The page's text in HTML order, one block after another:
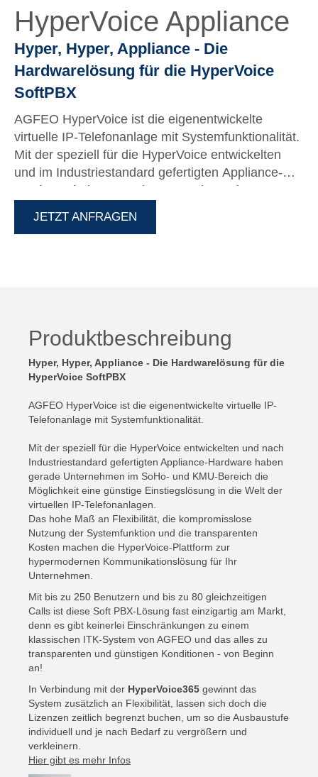
HyperVoice Appliance
Hyper, Hyper, Appliance - Die
Hardwarelösung für die HyperVoice
SoftPBX
AGFEO HyperVoice ist die eigenentwickelte
virtuelle IP-Telefonanlage mit Systemfunktionalität.
Mit der speziell für die HyperVoice entwickelten
und im Industriestandard gefertigten Appliance-
Hardware haben gerade Unternehmen im SoHo-
JETZT ANFRAGEN
Produktbeschreibung
Hyper, Hyper, Appliance - Die Hardwarelösung für die
HyperVoice SoftPBX
AGFEO HyperVoice ist die eigenentwickelte virtuelle IP-
Telefonanlage mit Systemfunktionalität.
Mit der speziell für die HyperVoice entwickelten und nach
Industriestandard gefertigten Appliance-Hardware haben
gerade Unternehmen im SoHo- und KMU-Bereich die
Möglichkeit eine günstige Einstiegslösung in die Welt der
virtuellen IP-Telefonanlagen.
Das hohe Maß an Flexibilität, die kompromisslose
Nutzung der Systemfunktion und die transparenten
Kosten machen die HyperVoice-Plattform zur
hypermodernen Kommunikationslösung für Ihr
Unternehmen.
Mit bis zu 250 Benutzern und bis zu 80 gleichzeitigen
Calls ist diese Soft PBX-Lösung fast einzigartig am Markt,
denn es gibt keinerlei Einschränkungen zu einem
klassischen ITK-System von AGFEO und das alles zu
transparenten und günstigen Konditionen - von Beginn
an!
In Verbindung mit der HyperVoice365 gewinnt das
System zusätzlich an Flexibilität, lassen sich doch die
Lizenzen zeitlich begrenzt buchen, um so die Ausbaustufe
individuell und je nach Bedarf zu vergrößern und
verkleinern.
Hier gibt es mehr Infos